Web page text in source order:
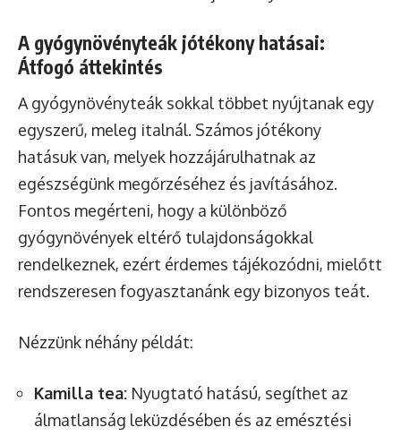
A gyógynövényteák jótékony hatásai:
Átfogó áttekintés
A gyógynövényteák sokkal többet nyújtanak egy
egyszerű, meleg italnál. Számos jótékony
hatásuk van, melyek hozzájárulhatnak az
egészségünk megőrzéséhez és javításához.
Fontos megérteni, hogy a különböző
gyógynövények eltérő tulajdonságokkal
rendelkeznek, ezért érdemes tájékozódni, mielőtt
rendszeresen fogyasztanánk egy bizonyos teát.
Nézzünk néhány példát:
Kamilla tea: Nyugtató hatású, segíthet az
álmatlanság leküzdésében és az emésztési